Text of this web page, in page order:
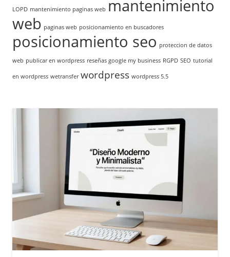
LOPD mantenimiento paginas web mantenimiento
web paginas web posicionamiento en buscadores
posicionamiento seo proteccion de datos
web publicar en wordpress reseñas google my business RGPD SEO tutorial
en wordpress wetransfer wordpress wordpress 5.5